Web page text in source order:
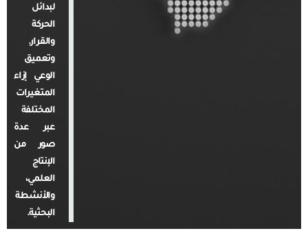
لبدائل
الحركة
والقرار.
وتعميق
الوعي إزاء
المتغيرات
المختلفة
عبر عدة
صور من
الإنتاج
العلمي،
والأنشطة
البحثية.